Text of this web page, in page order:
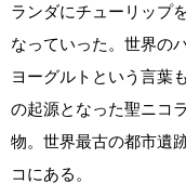
ランダにチューリップ
なっていった。世界の
ヨーグルトという言葉
の起源となった聖ニコ
物。世界最古の都市遺
コにある。